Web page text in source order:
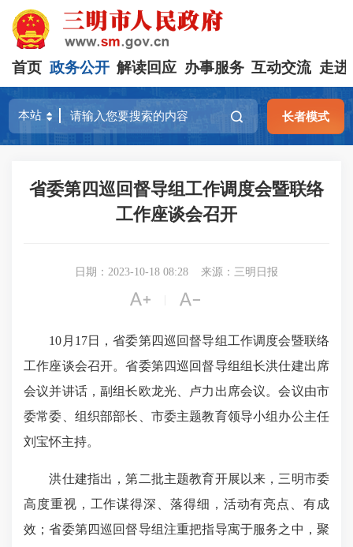
首页 政务公开 解读回应 办事服务 互动交流 走进
长者模式
省委第四巡回督导组工作调度会暨联络
工作座谈会召开
日期：2023-10-18 08:28 来源：三明日报
 
10月17日，省委第四巡回督导组工作调度会暨联络
工作座谈会召开。省委第四巡回督导组组长洪仕建出席
会议并讲话，副组长欧龙光、卢力出席会议。会议由市
委常委、组织部部长、市委主题教育领导小组办公主任
刘宝怀主持。
洪仕建指出，第二批主题教育开展以来，三明市委
高度重视，工作谋得深、落得细，活动有亮点、有成
效；省委第四巡回督导组注重把指导寓于服务之中，聚